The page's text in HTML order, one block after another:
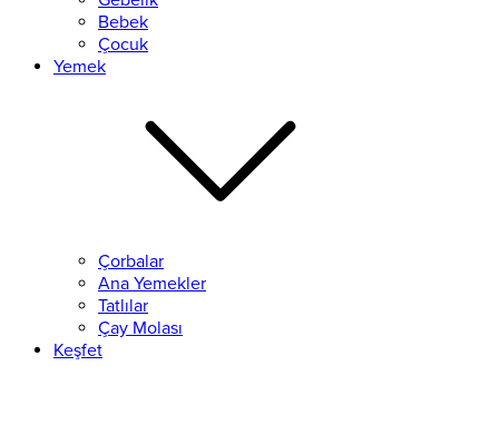
Bebek
Çocuk
Yemek
Çorbalar
Ana Yemekler
Tatlılar
Çay Molası
Keşfet